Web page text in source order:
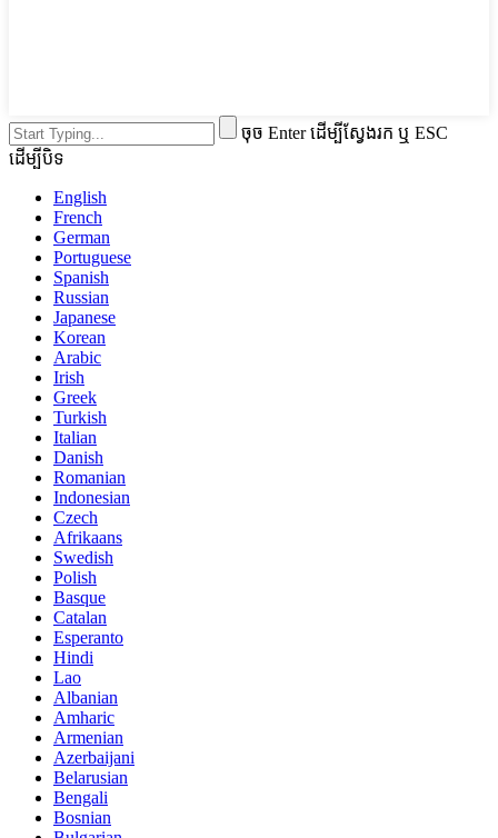
ចុច Enter ដើម្បីស្វែងរក ឬ ESC
ដើម្បីបិទ
English
French
German
Portuguese
Spanish
Russian
Japanese
Korean
Arabic
Irish
Greek
Turkish
Italian
Danish
Romanian
Indonesian
Czech
Afrikaans
Swedish
Polish
Basque
Catalan
Esperanto
Hindi
Lao
Albanian
Amharic
Armenian
Azerbaijani
Belarusian
Bengali
Bosnian